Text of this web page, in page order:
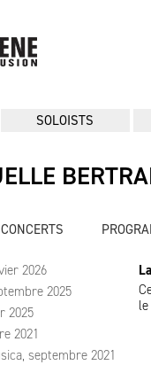
SOLOISTS
CONCERTS
2026
2025
2025
2021
septembre 2021